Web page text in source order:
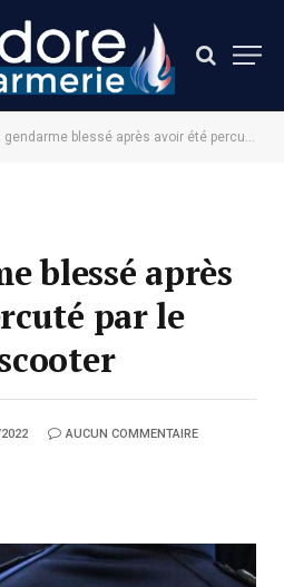
blessé après avoir été percuté par le pilote d’un scooter
blessé après
par le
AUCUN COMMENTAIRE